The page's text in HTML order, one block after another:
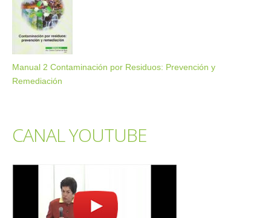
Manual 2 Contaminación por Residuos: Prevención y
Remediación
CANAL YOUTUBE